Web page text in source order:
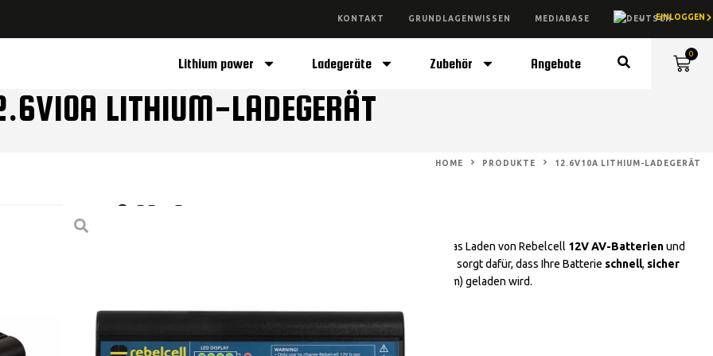
EINLOGGEN
KONTAKT GRUNDLAGENWISSEN MEDIABASE
Lithium power Ladegeräte Zubehör Angebote
0
LITHIUM-LADEGERÄT
HOME PRODUKTE 12.6V10A LITHIUM-LADEGERÄT
€ 129,50
wurde speziell für das Laden von Rebelcell 12V AV-Batterienund
entwickelt. Das speziell entwickelte Ladeprogramm sorgt dafür, dass Ihre Batterie schnell, sicher
mit dem richtigen Ladeprofil (Spannung / Ladestrom) geladen wird.
Einsatzbereich:zum Laden von 12V AV-Batterien